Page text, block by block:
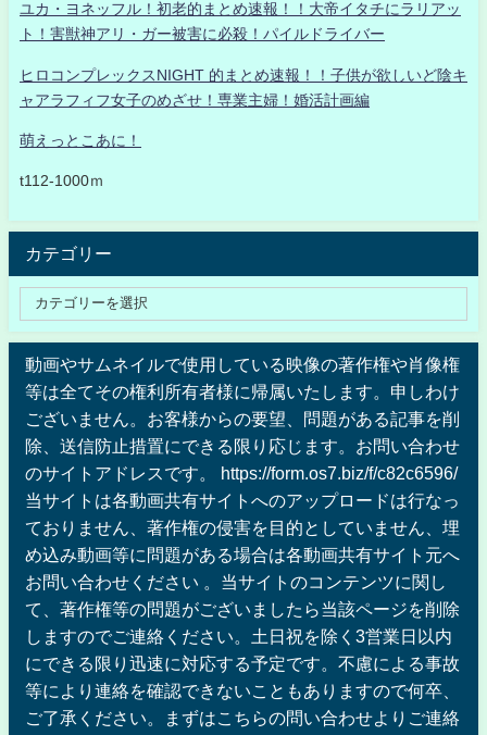
ユカ・ヨネッフル！初老的まとめ速報！！大帝イタチにラリアッ
ト！害獣神アリ・ガー被害に必殺！パイルドライバー
ヒロコンプレックスNIGHT 的まとめ速報！！子供が欲しいど陰キ
ャアラフィフ女子のめざせ！専業主婦！婚活計画編
萌えっとこあに！
t112-1000ｍ
カテゴリー
動画やサムネイルで使用している映像の著作権や肖像権
等は全てその権利所有者様に帰属いたします。申しわけ
ございません。お客様からの要望、問題がある記事を削
除、送信防止措置にできる限り応じます。お問い合わせ
のサイトアドレスです。 https://form.os7.biz/f/c82c6596/
当サイトは各動画共有サイトへのアップロードは行なっ
ておりません、著作権の侵害を目的としていません、埋
め込み動画等に問題がある場合は各動画共有サイト元へ
お問い合わせください 。当サイトのコンテンツに関し
て、著作権等の問題がございましたら当該ページを削除
しますのでご連絡ください。土日祝を除く3営業日以内
にできる限り迅速に対応する予定です。不慮による事故
等により連絡を確認できないこともありますので何卒、
ご了承ください。まずはこちらの問い合わせよりご連絡